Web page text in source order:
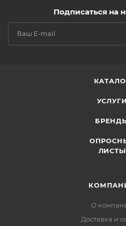
Подписаться на
УСЛУГИ
ЛИСТЫ
О
Доставка и